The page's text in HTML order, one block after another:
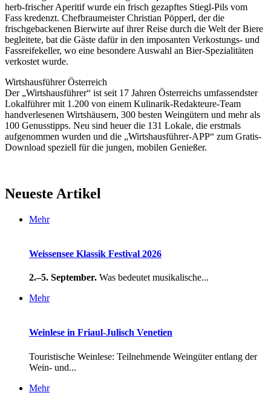
herb-frischer Aperitif wurde ein frisch gezapftes Stiegl-Pils vom
Fass kredenzt. Chefbraumeister Christian Pöpperl, der die
frischgebackenen Bierwirte auf ihrer Reise durch die Welt der Biere
begleitete, bat die Gäste dafür in den imposanten Verkostungs- und
Fassreifekeller, wo eine besondere Auswahl an Bier-Spezialitäten
verkostet wurde.
Wirtshausführer Österreich
Der „Wirtshausführer“ ist seit 17 Jahren Österreichs umfassendster
Lokalführer mit 1.200 von einem Kulinarik-Redakteure-Team
handverlesenen Wirtshäusern, 300 besten Weingütern und mehr als
100 Genusstipps. Neu sind heuer die 131 Lokale, die erstmals
aufgenommen wurden und die „Wirtshausführer-APP“ zum Gratis-
Download speziell für die jungen, mobilen Genießer.
Neueste Artikel
Mehr
Weissensee Klassik Festival 2026
2.–5. September. Was bedeutet musikalische...
Mehr
Weinlese in Friaul-Julisch Venetien
Touristische Weinlese: Teilnehmende Weingüter entlang der
Wein- und...
Mehr